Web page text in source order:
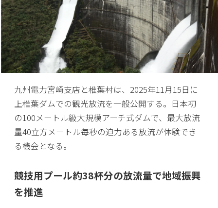
九州電力宮崎支店と椎葉村は、2025年11月15日に
上椎葉ダムでの観光放流を一般公開する。日本初
の100メートル級大規模アーチ式ダムで、最大放流
量40立方メートル毎秒の迫力ある放流が体験でき
る機会となる。
競技用プール約38杯分の放流量で地域振興
を推進